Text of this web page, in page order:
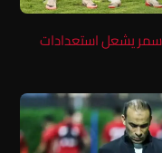
يشعل استعدادات